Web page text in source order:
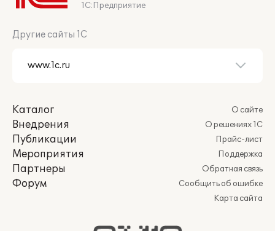
1С:Предприятие
Другие сайты 1С
Каталог
Внедрения
Публикации
Мероприятия
Партнеры
Форум
О сайте
О решениях 1С
Прайс-лист
Поддержка
Обратная связь
Сообщить об ошибке
Карта сайта